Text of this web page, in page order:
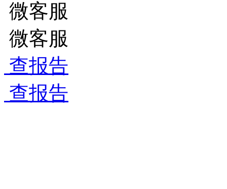
微客服
微客服
查报告
查报告